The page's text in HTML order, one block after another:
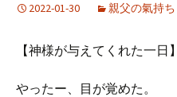
キ
プ
2022-01-30 親父の氣持ち
【神様が与えてくれた一日】
やったー、目が覚めた。